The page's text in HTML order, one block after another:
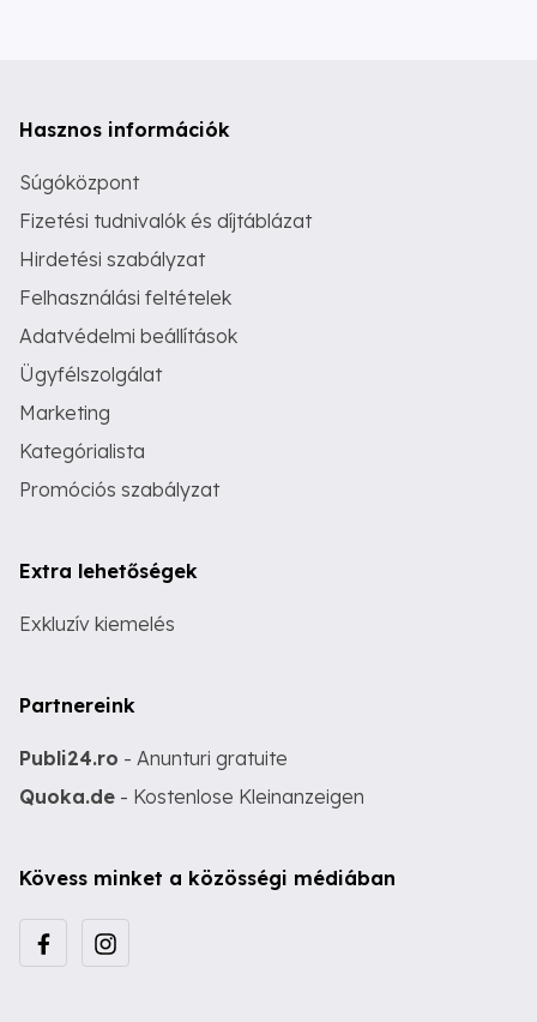
Hasznos információk
Súgóközpont
Fizetési tudnivalók és díjtáblázat
Hirdetési szabályzat
Felhasználási feltételek
Adatvédelmi beállítások
Ügyfélszolgálat
Marketing
Kategórialista
Promóciós szabályzat
Extra lehetőségek
Exkluzív kiemelés
Partnereink
Publi24.ro - Anunturi gratuite
Quoka.de - Kostenlose Kleinanzeigen
Kövess minket a közösségi médiában